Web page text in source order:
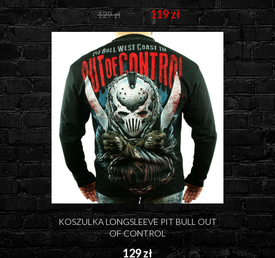
129 zł
119 zł
KOSZULKA LONGSLEEVE PIT BULL OUT
OF CONTROL
129 zł